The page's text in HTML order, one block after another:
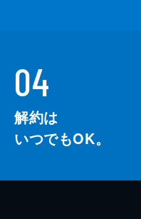
04
解約は
いつでもOK。